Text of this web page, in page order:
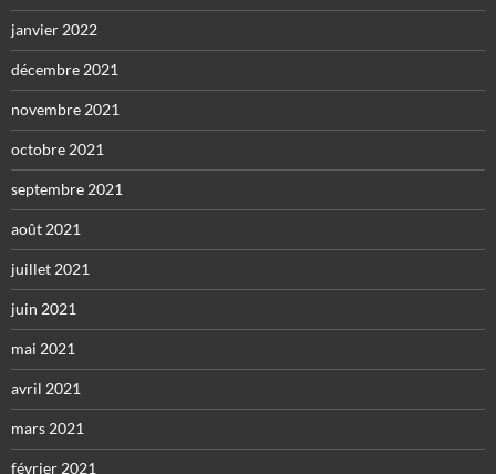
janvier 2022
décembre 2021
novembre 2021
octobre 2021
septembre 2021
août 2021
juillet 2021
juin 2021
mai 2021
avril 2021
mars 2021
février 2021